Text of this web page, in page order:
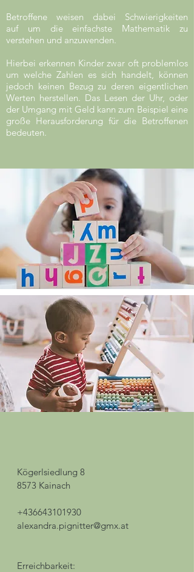
Betroffene weisen dabei Schwierigkeiten
auf um die einfachste Mathematik zu
verstehen und anzuwenden.
Hierbei erkennen Kinder zwar oft problemlos
um welche Zahlen es sich handelt, können
jedoch keinen Bezug zu deren eigentlichen
Werten herstellen. Das Lesen der Uhr, oder
der Umgang mit Geld kann zum Beispiel eine
große Herausforderung für die Betroffenen
bedeuten.
Kögerlsiedlung 8
8573 Kainach
+436643101930
alexandra.pignitter@gmx.at
Erreichbarkeit: